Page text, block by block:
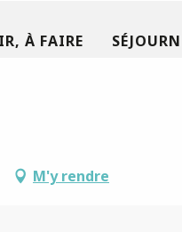
À FAIRE
M'y rendre